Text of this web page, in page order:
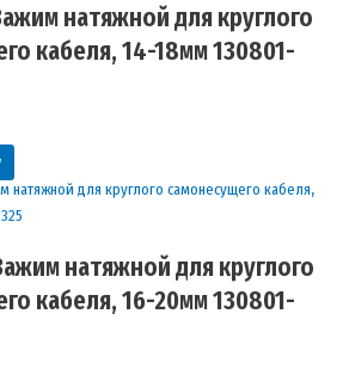
натяжной для круглого
кабеля, 14-18мм 130801-
натяжной для круглого
кабеля, 16-20мм 130801-